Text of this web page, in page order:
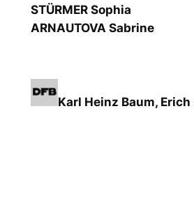
STÜRMER Sophia
ARNAUTOVA Sabrine
Karl Heinz Baum,